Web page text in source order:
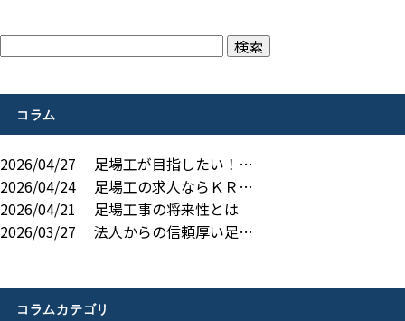
コラム
2026/04/27
足場工が目指したい！…
2026/04/24
足場工の求人ならＫＲ…
2026/04/21
足場工事の将来性とは
2026/03/27
法人からの信頼厚い足…
コラムカテゴリ